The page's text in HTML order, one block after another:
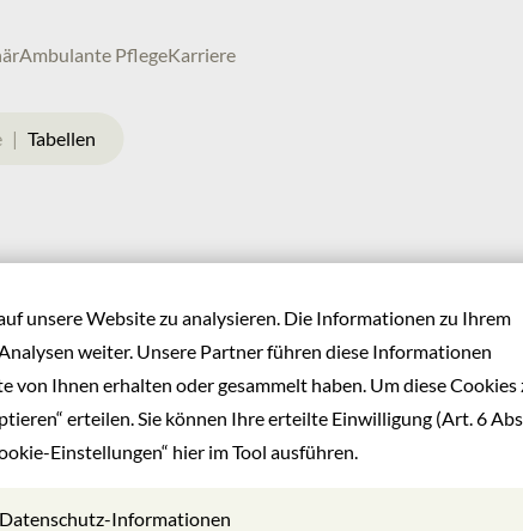
Ambulante PflegeKarriere
Tabellen
unsere Website zu analysieren. Die Informationen zu Ihrem
weiter. Unsere Partner führen diese Informationen
Ihnen erhalten oder gesammelt haben. Um diese Cookies
erteilen. Sie können Ihre erteilte Einwilligung (Art. 6
Einstellungen“ hier im Tool ausführen.
Datenschutz-Informationen